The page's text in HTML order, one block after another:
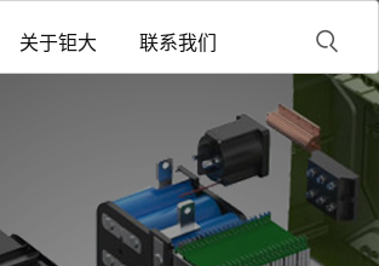
关于钜大 联系我们